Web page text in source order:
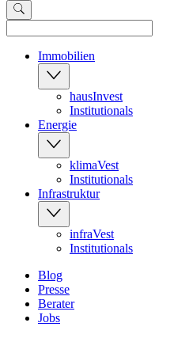
Immobilien
hausInvest
Institutionals
Energie
klimaVest
Institutionals
Infrastruktur
infraVest
Institutionals
Blog
Presse
Berater
Jobs